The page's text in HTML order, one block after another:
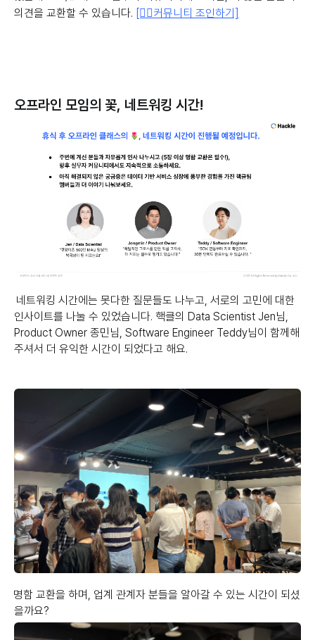
의견을 교환할 수 있습니다.
[👉🏻커뮤니티 조인하기]
오프라인 모임의 꽃, 네트워킹 시간!
네트워킹 시간에는 못다한 질문들도 나누고, 서로의 고민에 대한
인사이트를 나눌 수 있었습니다. 핵클의 Data Scientist Jen님,
Product Owner 종민님, Software Engineer Teddy님이 함께해
주셔서 더 유익한 시간이 되었다고 해요.
명함 교환을 하며, 업계 관계자 분들을 알아갈 수 있는 시간이 되셨
을까요?